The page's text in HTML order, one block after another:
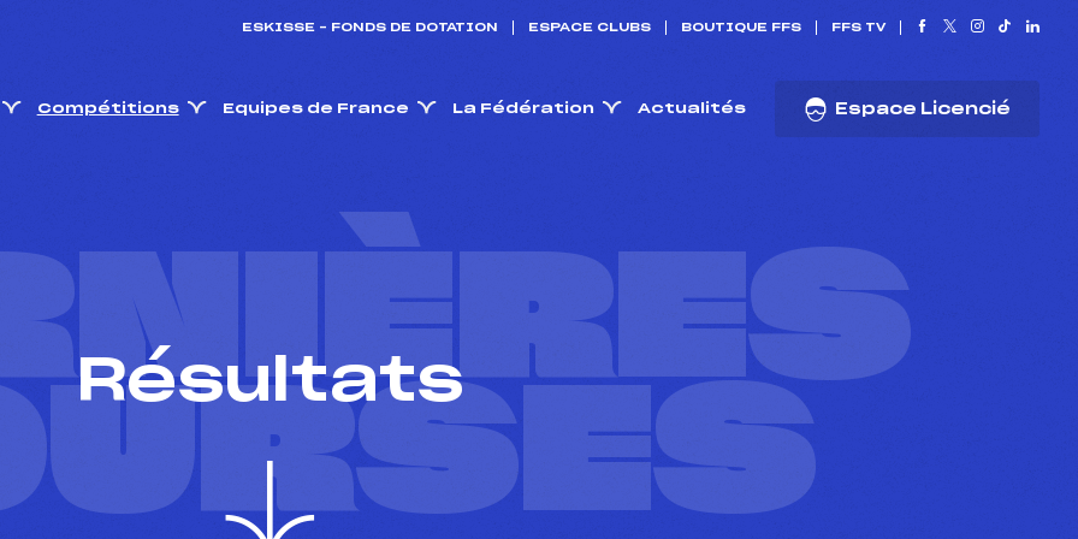
ESKISSE – FONDS DE DOTATION ESPACE CLUBS BOUTIQUE FFS FFS TV
Compétitions Equipes de France La Fédération Actualités Espace Licencié
Résultats